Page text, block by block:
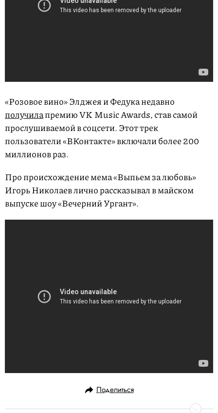
«Розовое вино» Элджея и Федука недавно
получилапремию VK Music Awards, став самой
прослушиваемой в соцсети. Этот трек
пользователи «ВКонтакте» включали более 200
миллионов раз.
Про происхождение мема «Выпьем за любовь»
Игорь Николаев лично рассказывал в майском
выпуске шоу «Вечерний Ургант».
Поделиться